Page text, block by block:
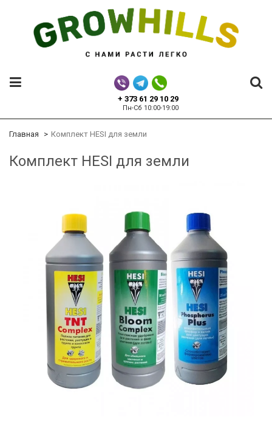
+ 373 61 29 10 29
Пн-Сб 10:00-19:00
Главная Комплект HESI для земли
Комплект HESI для земли